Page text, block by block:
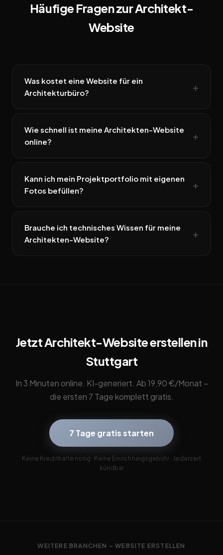
Häufige Fragen zur Architekt-
Website
Was kostet eine Website für ein
Architekturbüro?
Wie schnell ist meine Architekten-Website
online?
Kann ich mein Projektportfolio mit eigenen
Fotos befüllen?
Brauche ich technisches Wissen für meine
Architekten-Website?
Jetzt Architekt-Website erstellen in
Stuttgart
In 3 Minuten online. KI-generiert. Ab 19,90 €/Monat –
die ersten 7 Tage komplett gratis.
7 Tage gratis starten
Keine Kreditkarte nötig · Keine Einrichtungsgebühr · Jederzeit
kündbar
WEITERE BRANCHEN – WEBSITE ERSTELLEN